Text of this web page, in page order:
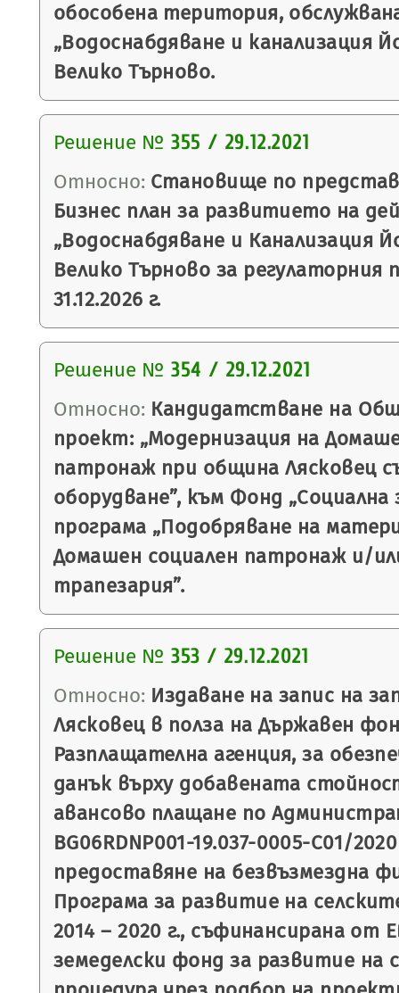
обособена територия,
„Водоснабдяване и канализация
Велико Търново.
Решение № 355 / 29.12.2021
Относно: Становище по
Бизнес план за развитието на
„Водоснабдяване и Канализация
Велико Търново за регулаторния
31.12.2026 г.
Решение № 354 / 29.12.2021
Относно: Кандидатстване на
проект: „Модернизация на
патронаж при община Лясковец
оборудване”, към Фонд „Социална
програма „Подобряване на
Домашен социален патронаж и/
трапезария”.
Решение № 353 / 29.12.2021
Относно: Издаване на запис на
Лясковец в полза на Държавен
Разплащателна агенция, за
данък върху добавената
авансово плащане по
BG06RDNP001-19.037-0005-С01/
предоставяне на безвъзмездна
Програма за развитие на
2014 – 2020 г., съфинансирана от
земеделски фонд за развитие на